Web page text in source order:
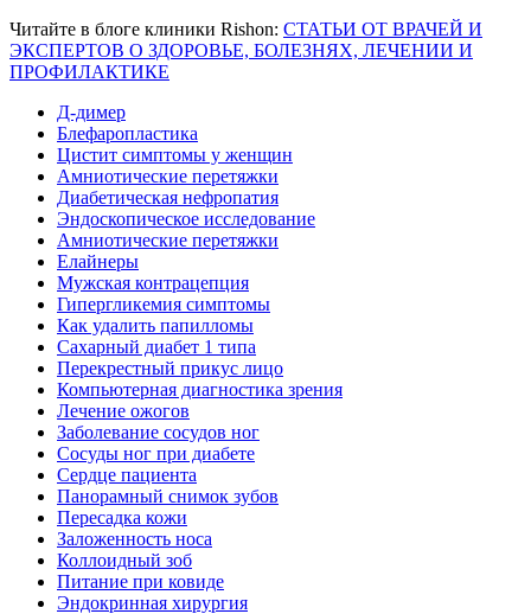
Читайте в блоге клиники Rishon: СТАТЬИ ОТ ВРАЧЕЙ И
ЭКСПЕРТОВ О ЗДОРОВЬЕ, БОЛЕЗНЯХ, ЛЕЧЕНИИ И
ПРОФИЛАКТИКЕ
Д-димер
Блефаропластика
Цистит симптомы у женщин
Амниотические перетяжки
Диабетическая нефропатия
Эндоскопическое исследование
Амниотические перетяжки
Елайнеры
Мужская контрацепция
Гипергликемия симптомы
Как удалить папилломы
Сахарный диабет 1 типа
Перекрестный прикус лицо
Компьютерная диагностика зрения
Лечение ожогов
Заболевание сосудов ног
Сосуды ног при диабете
Сердце пациента
Панорамный снимок зубов
Пересадка кожи
Заложенность носа
Коллоидный зоб
Питание при ковиде
Эндокринная хирургия